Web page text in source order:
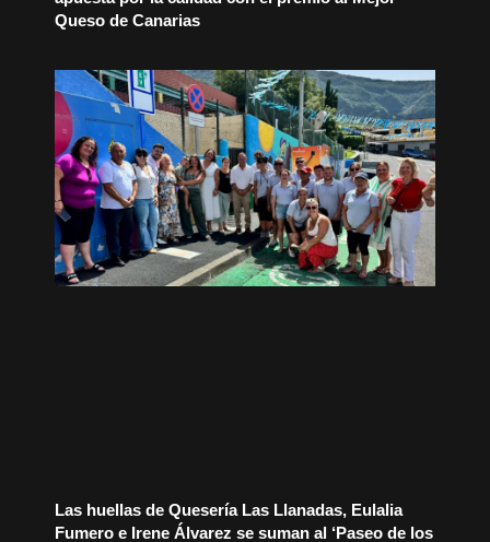
Queso de Canarias
Las huellas de Quesería Las Llanadas, Eulalia
Fumero e Irene Álvarez se suman al ‘Paseo de los